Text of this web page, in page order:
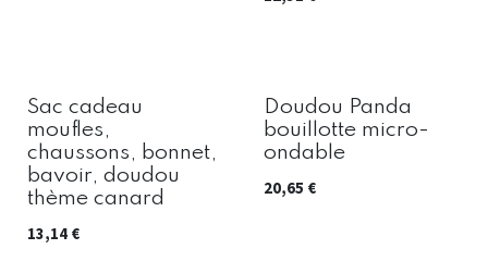
Sac cadeau
moufles,
chaussons, bonnet,
bavoir, doudou
thème canard
13,14 €
Doudou Panda
bouillotte micro-
ondable
20,65 €